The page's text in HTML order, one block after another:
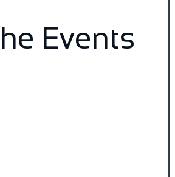
Events